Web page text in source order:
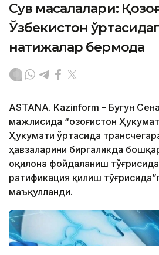
Сув масалалари:
Ўзбекистон
натижалар бермоқда
ASTANA. Kazinform – Бугун
мажлисида “Қозоғистон
Ҳукумати ўртасида
ҳавзаларини биргаликда
оқилона фойдаланиш
ратификация қилиш
маъқулланди.